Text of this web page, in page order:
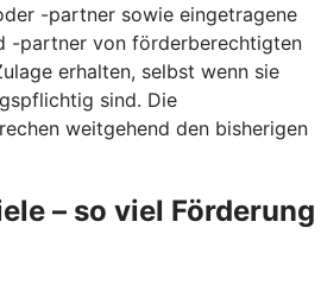
-partner sowie eingetragene
-partner von förderberechtigten
erhalten, selbst wenn sie
sind. Die
weitgehend den bisherigen
– so viel Förderung